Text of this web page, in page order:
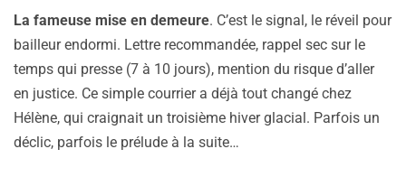
La fameuse mise en demeure. C’est le signal, le réveil pour
bailleur endormi. Lettre recommandée, rappel sec sur le
temps qui presse (7 à 10 jours), mention du risque d’aller
en justice. Ce simple courrier a déjà tout changé chez
Hélène, qui craignait un troisième hiver glacial. Parfois un
déclic, parfois le prélude à la suite…